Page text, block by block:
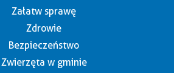
Załatw sprawę
Zdrowie
Bezpieczeństwo
Zwierzęta w gminie